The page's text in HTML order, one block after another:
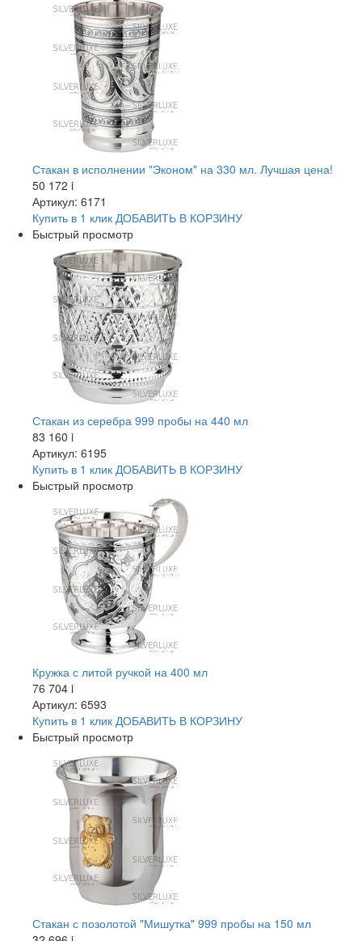
Стакан в исполнении "Эконом" на 330 мл. Лучшая цена!
50 172 i
Артикул: 6171
Купить в 1 клик ДОБАВИТЬ В КОРЗИНУ
Быстрый просмотр
Стакан из серебра 999 пробы на 440 мл
83 160 i
Артикул: 6195
Купить в 1 клик ДОБАВИТЬ В КОРЗИНУ
Быстрый просмотр
Кружка с литой ручкой на 400 мл
76 704 i
Артикул: 6593
Купить в 1 клик ДОБАВИТЬ В КОРЗИНУ
Быстрый просмотр
Стакан с позолотой "Мишутка" 999 пробы на 150 мл